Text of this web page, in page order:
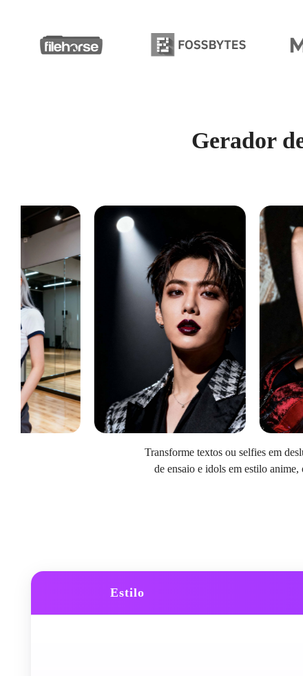
Gerador
Transforme textos ou selfies em
de ensaio e idols em estilo
Estilo